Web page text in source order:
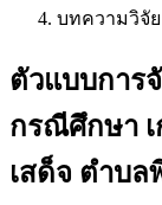
บทความวิจัย
ตัวแบบการ
กรณีศึกษา
เสด็จ ตำบล